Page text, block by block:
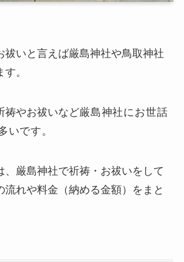
祓いと言えば厳島神社や鳥取神社
。
祷やお祓いなど厳島神社にお世話
いです。
、厳島神社で祈祷・お祓いをして
流れや料金（納める金額）をまと